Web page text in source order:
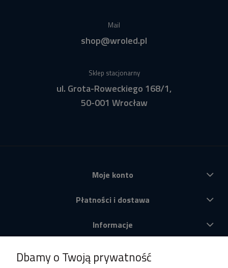
Mail
shop@wroled.pl
Sklep stacjonarny
ul. Grota-Roweckiego 168/1,
50-001 Wrocław
Moje konto
Płatności i dostawa
Informacje
Dbamy o Twoją prywatność